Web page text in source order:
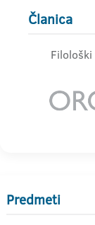
Članica
Predmeti